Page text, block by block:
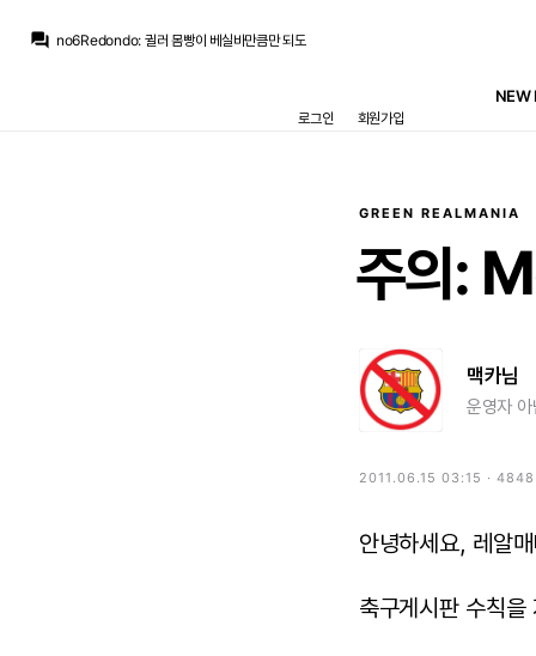
question_answer no6Redondo: 귈러 몸빵이 베실바만큼만 되도
NEW
로그인 회원가입
GREEN REALMANIA
주의:
맥카님
운영자
2011.06.15 03:15 · 4848
안녕하세요, 레알
축구게시판 수칙